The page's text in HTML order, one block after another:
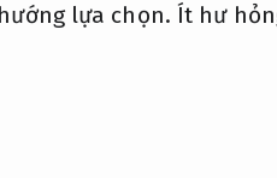
lựa chọn. Ít hư